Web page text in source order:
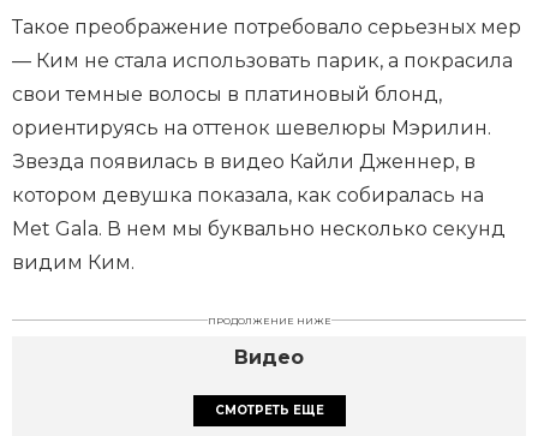
Такое преображение потребовало серьезных мер
— Ким не стала использовать парик, а покрасила
свои темные волосы в платиновый блонд,
ориентируясь на оттенок шевелюры Мэрилин.
Звезда появилась в видео Кайли Дженнер, в
котором девушка показала, как собиралась на
Met Gala. В нем мы буквально несколько секунд
видим Ким.
ПРОДОЛЖЕНИЕ НИЖЕ
Видео
СМОТРЕТЬ ЕЩЕ